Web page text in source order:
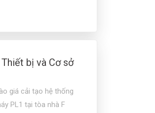
bị và Cơ sở
giá cải tạo hệ thống
PL1 tại tòa nhà F